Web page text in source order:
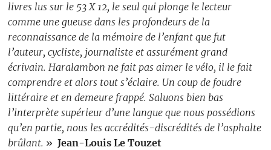
livres lus sur le 53 X 12, le seul qui plonge le lecteur
comme une gueuse dans les profondeurs de la
reconnaissance de la mémoire de l’enfant que fut
l’auteur, cycliste, journaliste et assurément grand
écrivain. Haralambon ne fait pas aimer le vélo, il le fait
comprendre et alors tout s’éclaire. Un coup de foudre
littéraire et en demeure frappé. Saluons bien bas
l’interprète supérieur d’une langue que nous possédions
qu’en partie, nous les accrédités-discrédités de l’asphalte
brûlant. » Jean-Louis Le Touzet